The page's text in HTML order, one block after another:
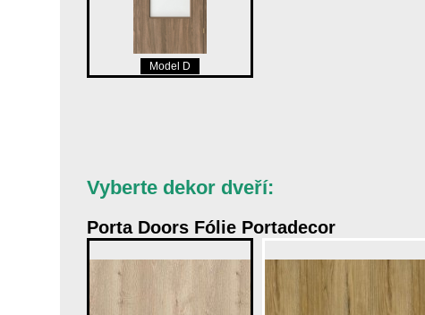
Model D
Vyberte dekor dveří:
Porta Doors Fólie Portadecor